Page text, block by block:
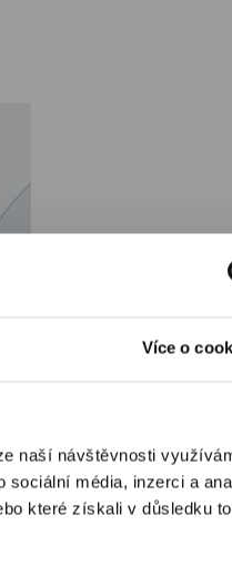
Více o
naší návštěvnosti
média, inzerci a
které získali v důsledku